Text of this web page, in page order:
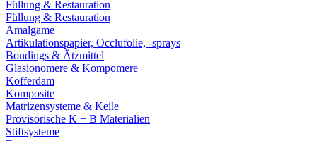
Füllung & Restauration
Füllung & Restauration
Amalgame
Artikulationspapier, Occlufolie, -sprays
Bondings & Ätzmittel
Glasionomere & Kompomere
Kofferdam
Komposite
Matrizensysteme & Keile
Provisorische K + B Materialien
Stiftsysteme